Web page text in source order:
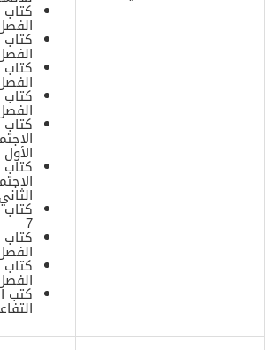
كتاب
الأول
كتاب
الثاني
كتاب
7
كتاب
كتاب
كتب